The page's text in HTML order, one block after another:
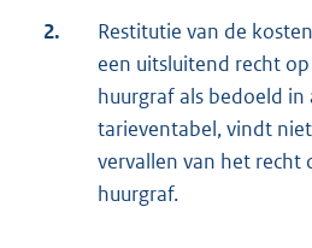
2.
Restitutie van de
een uitsluitend recht
huurgraf als bedoeld
tarieventabel, vindt
vervallen van het recht
huurgraf.